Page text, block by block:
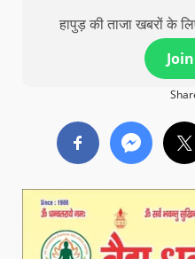
हापुड़ की ताजा खबरों के